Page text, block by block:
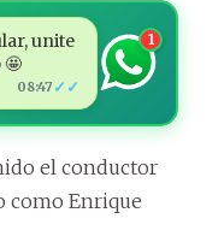
unite
🤩
08:47 ✓✓
1
el conductor
como Enrique